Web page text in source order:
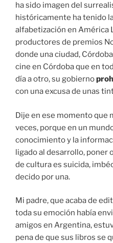
ha sido imagen del
históricamente ha tenido
alfabetización en América
productores de premios
donde una ciudad,
cine en Córdoba que en
día a otro, su gobierno
con una excusa de unas
Dije en ese momento que
veces, porque en un
conocimiento y la
ligado al desarrollo, poner
de cultura es suicida,
decido por una.
Mi padre, que acaba de
toda su emoción había
amigos en Argentina,
pena de que sus libros se